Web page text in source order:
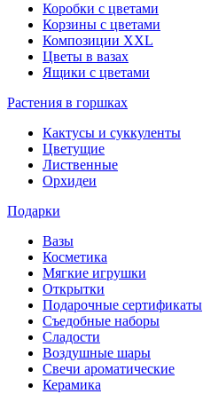
Коробки с цветами
Корзины с цветами
Композиции XXL
Цветы в вазах
Ящики с цветами
Растения в горшках
Кактусы и суккуленты
Цветущие
Лиственные
Орхидеи
Подарки
Вазы
Косметика
Мягкие игрушки
Открытки
Подарочные сертификаты
Съедобные наборы
Сладости
Воздушные шары
Свечи ароматические
Керамика